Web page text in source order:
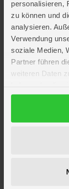
personalisieren,
zu können und
analysieren.
Verwendung
soziale Medien,
Partner führen
weiteren Daten
gesammelt
Zum
Werde